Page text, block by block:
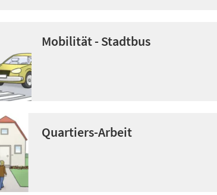
Mobilität - Stadtbus
Quartiers-Arbeit